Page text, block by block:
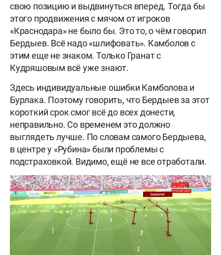
свою позицию и выдвинуться вперед. Тогда бы
этого продвижения с мячом от игроков
«Краснодара» не было бы. Это то, о чём говорил
Бердыев. Всё надо «шлифовать». Камболов с
этим еще не знаком. Только Гранат с
Кудряшовым всё уже знают.
Здесь индивидуальные ошибки Камболова и
Бурлака. Поэтому говорить, что Бердыев за этот
короткий срок смог всё до всех донести,
неправильно. Со временем это должно
выглядеть лучше. По словам самого Бердыева,
в центре у «Рубина» были проблемы с
подстраховкой. Видимо, ещё не все отработали.